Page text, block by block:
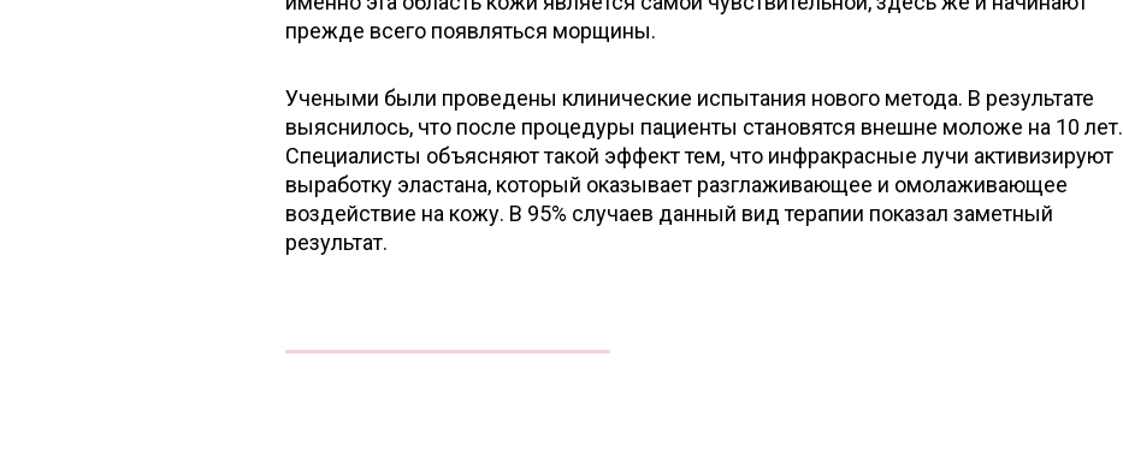
прежде всего появляться морщины.
Учеными были проведены клинические испытания нового метода. В результате
выяснилось, что после процедуры пациенты становятся внешне моложе на 10 лет.
Специалисты объясняют такой эффект тем, что инфракрасные лучи активизируют
выработку эластана, который оказывает разглаживающее и омолаживающее
воздействие на кожу. В 95% случаев данный вид терапии показал заметный
результат.